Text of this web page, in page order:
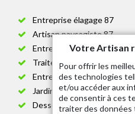
Entreprise élagage 87
Artisan paysagiste 87
Entreprise de jardinage 87
Traitement anti-chenille 87
Entreprise abattage arbre
Jardinier taille de haie 87
Dessouchage arbre et haie
Votre Artisan
Pour offrir les
des technologies
et/ou accéder aux
de consentir à ces
traiter des données